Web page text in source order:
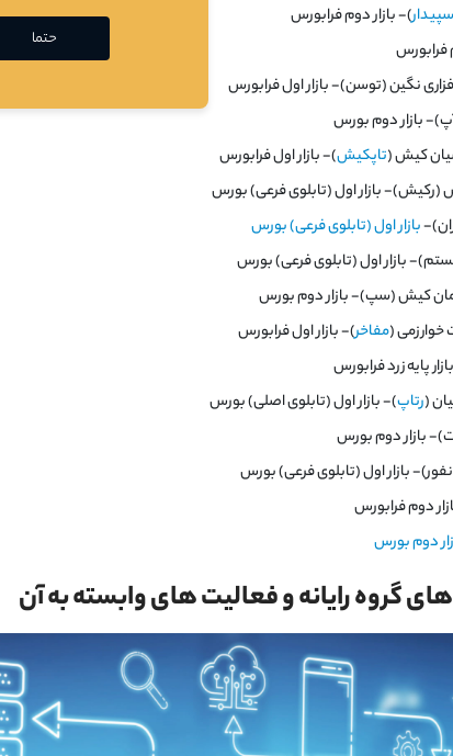
سپيدار)- بازار دوم فرابورس
فرابورس
نگين (توسن)- بازار اول فرابورس
بازار دوم بورس
كيش (تاپكيش)- بازار اول فرابورس
(ركيش)- بازار اول (تابلوی فرعی) بورس
بازار اول (تابلوی فرعی) بورس
بازار اول (تابلوی فرعی) بورس
كيش (سپ)- بازار دوم بورس
خوارزمی (مفاخر)- بازار اول فرابورس
پايه زرد فرابورس
(رتاپ)- بازار اول (تابلوی اصلی) بورس
بازار دوم بورس
بازار اول (تابلوی فرعی) بورس
دوم فرابورس
دوم بورس
گروه رایانه و فعالیت های وابسته به آن
حتما